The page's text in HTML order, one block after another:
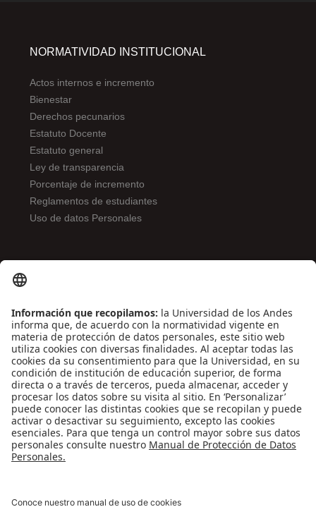
NORMATIVIDAD INSTITUCIONAL
Actos internos e incremento
Bienestar
Derechos pecunarios
Estatuto Docente
Estatuto general
Ley de transparencia
Porcentaje de incremento
Reglamentos de estudiantes
Uso de datos Personales
Contáctenos
Biblioguías
Preguntas frecuentes
Capacitación
Directrices
Entretenimiento
Compra de libros y material audiovisual